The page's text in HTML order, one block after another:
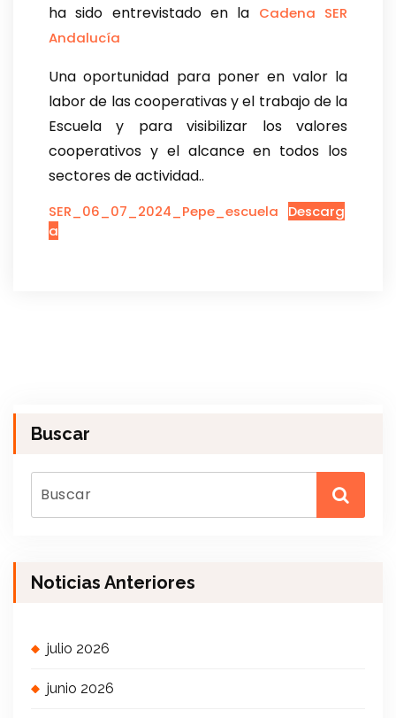
ha sido entrevistado en la Cadena SER
Andalucía
Una oportunidad para poner en valor la
labor de las cooperativas y el trabajo de la
Escuela y para visibilizar los valores
cooperativos y el alcance en todos los
sectores de actividad..
SER_06_07_2024_Pepe_escuela
Descarg
a
Buscar
Noticias Anteriores
julio 2026
junio 2026